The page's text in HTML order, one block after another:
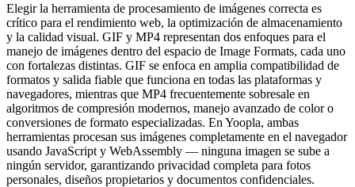
Elegir la herramienta de procesamiento de imágenes correcta es
crítico para el rendimiento web, la optimización de almacenamiento
y la calidad visual. GIF y MP4 representan dos enfoques para el
manejo de imágenes dentro del espacio de Image Formats, cada uno
con fortalezas distintas. GIF se enfoca en amplia compatibilidad de
formatos y salida fiable que funciona en todas las plataformas y
navegadores, mientras que MP4 frecuentemente sobresale en
algoritmos de compresión modernos, manejo avanzado de color o
conversiones de formato especializadas. En Yoopla, ambas
herramientas procesan sus imágenes completamente en el navegador
usando JavaScript y WebAssembly — ninguna imagen se sube a
ningún servidor, garantizando privacidad completa para fotos
personales, diseños propietarios y documentos confidenciales.